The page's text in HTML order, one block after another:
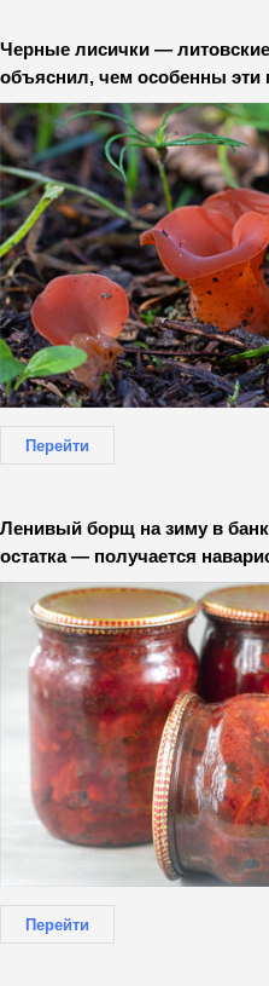
Черные лисички —
объяснил, чем особенны эти
Перейти
Ленивый борщ на зиму в
остатка — получается
Перейти